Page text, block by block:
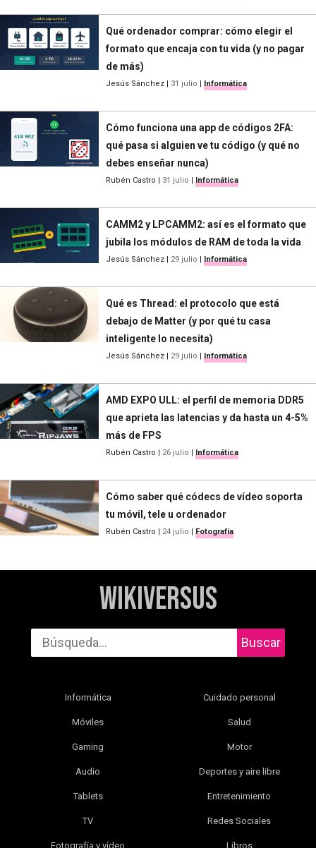
Qué ordenador comprar: cómo elegir el
formato que encaja con tu vida (y no pagar
de más)
Jesús Sánchez | 31 julio | Informática
Cómo funciona una app de códigos 2FA:
qué pasa si alguien ve tu código (y qué no
debes enseñar nunca)
Rubén Castro | 31 julio | Informática
CAMM2 y LPCAMM2: así es el formato que
jubila los módulos de RAM de toda la vida
Jesús Sánchez | 29 julio | Informática
Qué es Thread: el protocolo que está
debajo de Matter (y por qué tu casa
inteligente lo necesita)
Jesús Sánchez | 29 julio | Informática
AMD EXPO ULL: el perfil de memoria DDR5
que aprieta las latencias y da hasta un 4-5%
más de FPS
Rubén Castro | 26 julio | Informática
Cómo saber qué códecs de vídeo soporta
tu móvil, tele u ordenador
Rubén Castro | 24 julio | Fotografía
WikiVersus
Buscar
Informática
Móviles
Gaming
Audio
Tablets
TV
Fotografía y vídeo
Cuidado personal
Salud
Motor
Deportes y aire libre
Entretenimiento
Redes Sociales
Libros